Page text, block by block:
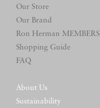
Our Store
Our Brand
Ron Herman MEMBERS
Shopping Guide
FAQ
About Us
Sustainability